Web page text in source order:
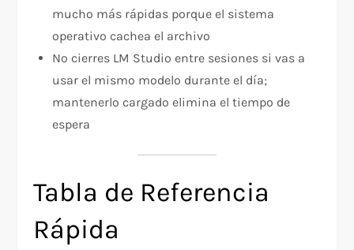
mucho más rápidas porque el sistema
operativo cachea el archivo
No cierres LM Studio entre sesiones si vas a
usar el mismo modelo durante el día;
mantenerlo cargado elimina el tiempo de
espera
Tabla de Referencia
Rápida